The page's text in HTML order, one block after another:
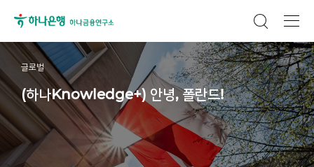
글로벌
(하나Knowledge+) 안녕, 폴란드!